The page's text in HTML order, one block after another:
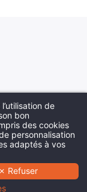
de
bon
des cookies
personnalisation
adaptés à vos
✗ Refuser